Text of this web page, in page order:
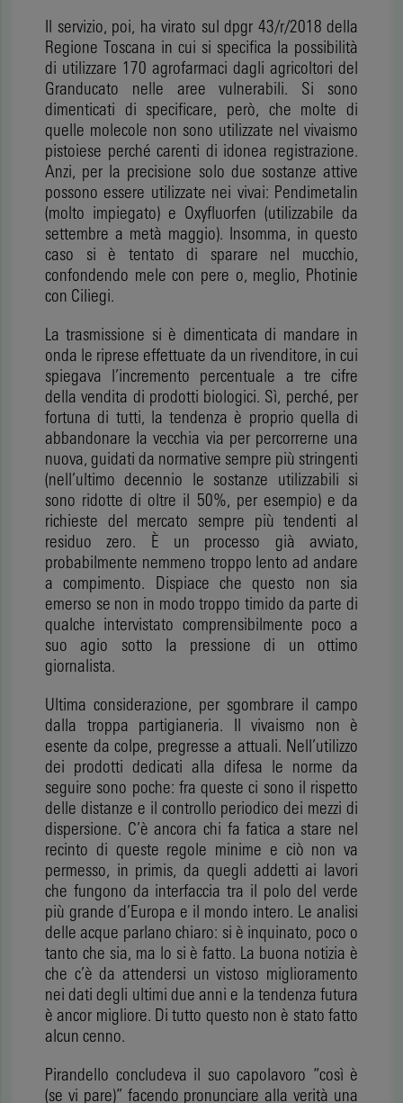
Il servizio, poi, ha virato sul dpgr 43/r/2018 della
Regione Toscana in cui si specifica la possibilità
di utilizzare 170 agrofarmaci dagli agricoltori del
Granducato nelle aree vulnerabili. Si sono
dimenticati di specificare, però, che molte di
quelle molecole non sono utilizzate nel vivaismo
pistoiese perché carenti di idonea registrazione.
Anzi, per la precisione solo due sostanze attive
possono essere utilizzate nei vivai: Pendimetalin
(molto impiegato) e Oxyfluorfen (utilizzabile da
settembre a metà maggio). Insomma, in questo
caso si è tentato di sparare nel mucchio,
confondendo mele con pere o, meglio, Photinie
con Ciliegi.
La trasmissione si è dimenticata di mandare in
onda le riprese effettuate da un rivenditore, in cui
spiegava l’incremento percentuale a tre cifre
della vendita di prodotti biologici. Sì, perché, per
fortuna di tutti, la tendenza è proprio quella di
abbandonare la vecchia via per percorrerne una
nuova, guidati da normative sempre più stringenti
(nell’ultimo decennio le sostanze utilizzabili si
sono ridotte di oltre il 50%, per esempio) e da
richieste del mercato sempre più tendenti al
residuo zero. È un processo già avviato,
probabilmente nemmeno troppo lento ad andare
a compimento. Dispiace che questo non sia
emerso se non in modo troppo timido da parte di
qualche intervistato comprensibilmente poco a
suo agio sotto la pressione di un ottimo
giornalista.
Ultima considerazione, per sgombrare il campo
dalla troppa partigianeria. Il vivaismo non è
esente da colpe, pregresse a attuali. Nell’utilizzo
dei prodotti dedicati alla difesa le norme da
seguire sono poche: fra queste ci sono il rispetto
delle distanze e il controllo periodico dei mezzi di
dispersione. C’è ancora chi fa fatica a stare nel
recinto di queste regole minime e ciò non va
permesso, in primis, da quegli addetti ai lavori
che fungono da interfaccia tra il polo del verde
più grande d’Europa e il mondo intero. Le analisi
delle acque parlano chiaro: si è inquinato, poco o
tanto che sia, ma lo si è fatto. La buona notizia è
che c’è da attendersi un vistoso miglioramento
nei dati degli ultimi due anni e la tendenza futura
è ancor migliore. Di tutto questo non è stato fatto
alcun cenno.
Pirandello concludeva il suo capolavoro “così è
(se vi pare)” facendo pronunciare alla verità una